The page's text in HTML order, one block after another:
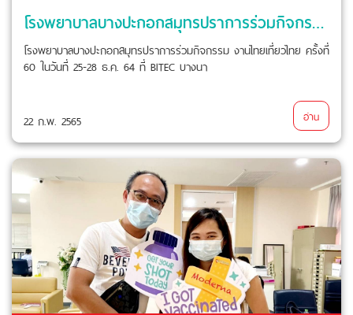
โรงพยาบาลบางปะกอกสมุทรปราการร่วมกิจกรรม งานไทยเที่ยวไทย ครั้งที่ 60 ในวันที่ 25-28 ธ.ค. 64 ที่ BITEC บางนา
โรงพยาบาลบางปะกอกสมุทรปราการร่วมกิจกรรม งานไทยเที่ยวไทย ครั้งที่
60 ในวันที่ 25-28 ธ.ค. 64 ที่ BITEC บางนา
22 ก.พ. 2565 อ่าน